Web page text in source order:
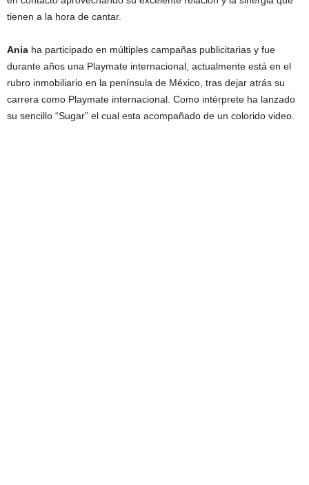
tienen a la hora de cantar.
Ania ha participado en múltiples campañas publicitarias y fue
durante años una Playmate internacional, actualmente está en el
rubro inmobiliario en la península de México, tras dejar atrás su
carrera como Playmate internacional. Como intérprete ha lanzado
su sencillo “Sugar” el cual esta acompañado de un colorido video.